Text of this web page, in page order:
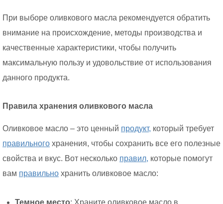
При выборе оливкового масла рекомендуется обратить
внимание на происхождение, методы производства и
качественные характеристики, чтобы получить
максимальную пользу и удовольствие от использования
данного продукта.
Правила хранения оливкового масла
Оливковое масло – это ценный продукт, который требует
правильного хранения, чтобы сохранить все его полезные
свойства и вкус. Вот несколько правил, которые помогут
вам правильно хранить оливковое масло:
Темное место: Храните оливковое масло в